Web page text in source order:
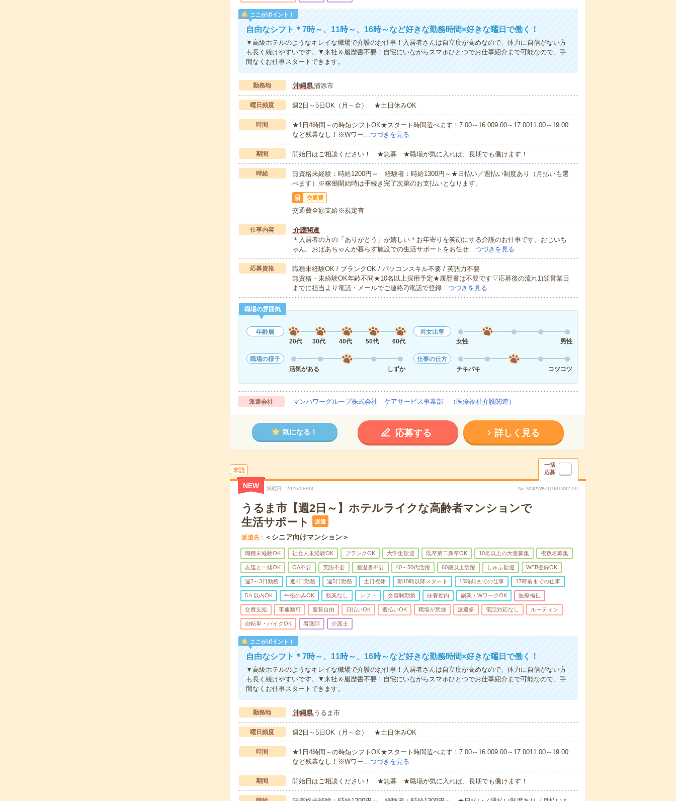
ここがポイント！
自由なシフト＊7時～、11時～、16時～など好きな勤務時間×好きな曜日で働く！
▼高級ホテルのようなキレイな職場で介護のお仕事！入居者さんは自立度が高めなので、体力に自信がない方
も長く続けやすいです。▼来社＆履歴書不要！自宅にいながらスマホひとつでお仕事紹介まで可能なので、手
間なくお仕事スタートできます。
勤務地 沖縄県浦添市
曜日頻度 週2日～5日OK（月～金） ★土日休みOK
時間
★1日4時間～の時短シフトOK★スタート時間選べます！7:00～16:009:00～17:0011:00～19:00
など残業なし！※Wワー… つづきを見る
期間 開始日はご相談ください！ ★急募 ★職場が気に入れば、長期でも働けます！
時給
無資格未経験：時給1200円～ 経験者：時給1300円～★日払い／週払い制度あり（月払いも選
べます）※稼働開始時は手続き完了次第のお支払いとなります。
交通費
交通費全額支給※規定有
仕事内容
介護関連
＊入居者の方の「ありがとう」が嬉しい＊お年寄りを笑顔にする介護のお仕事です。おじいち
ゃん、おばあちゃんが暮らす施設での生活サポートをお任せ… つづきを見る
応募資格
職種未経験OK / ブランクOK / パソコンスキル不要 / 英語力不要
無資格・未経験OK年齢不問★10名以上採用予定★履歴書は不要です▽応募後の流れ1)翌営業日
までに担当より電話・メールでご連絡2)電話で登録… つづきを見る
職場の雰囲気
年齢層
20代
30代 40代 50代 60代
男女比率
女性
男性
職場の様子
活気がある
しずか
仕事の仕方
テキパキ
コツコツ
派遣会社 マンパワーグループ株式会社 ケアサービス事業部 （医療福祉介護関連）
気になる！ 応募する 詳しく見る
未読
一括
応募
NEW 掲載日 2026/08/03 No.MNPWKO1001332-09
うるま市【週2日～】ホテルライクな高齢者マンションで
生活サポート
派遣
派遣先 ＜シニア向けマンション＞
職種未経験OK 社会人未経験OK ブランクOK 大学生歓迎 既卒第二新卒OK 10名以上の大量募集 複数名募集
友達と一緒OK OA不要 英語不要 履歴書不要 40～50代活躍 60歳以上活躍 しゅふ歓迎 WEB登録OK
週2～3日勤務 週4日勤務 週5日勤務 土日祝休 朝10時以降スタート 16時前までの仕事 17時前までの仕事
5ｈ以内OK 午後のみOK 残業なし シフト 交替制勤務 扶養控内 副業・WワークOK 医療福祉
交費支給 車通勤可 服装自由 日払いOK 週払いOK 職場が禁煙 派遣多 電話対応なし ルーティン
自転車・バイクOK 看護師 介護士
ここがポイント！
自由なシフト＊7時～、11時～、16時～など好きな勤務時間×好きな曜日で働く！
▼高級ホテルのようなキレイな職場で介護のお仕事！入居者さんは自立度が高めなので、体力に自信がない方
も長く続けやすいです。▼来社＆履歴書不要！自宅にいながらスマホひとつでお仕事紹介まで可能なので、手
間なくお仕事スタートできます。
勤務地 沖縄県 うるま市
曜日頻度 週2日～5日OK（月～金） ★土日休みOK
時間
★1日4時間～の時短シフトOK★スタート時間選べます！7:00～16:009:00～17:0011:00～19:00
など残業なし！※Wワー… つづきを見る
期間 開始日はご相談ください！ ★急募 ★職場が気に入れば、長期でも働けます！